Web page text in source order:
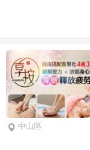
中山區